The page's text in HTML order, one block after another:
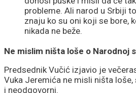
probleme. Ali narod u Srbiji
znaju ko su oni koji se bore,
nikada ne beže.
Ne mislim ništa loše o Narodnoj
Predsednik Vučić izjavio je
Vuka Jeremića ne misli ništa
i neodgovorni.